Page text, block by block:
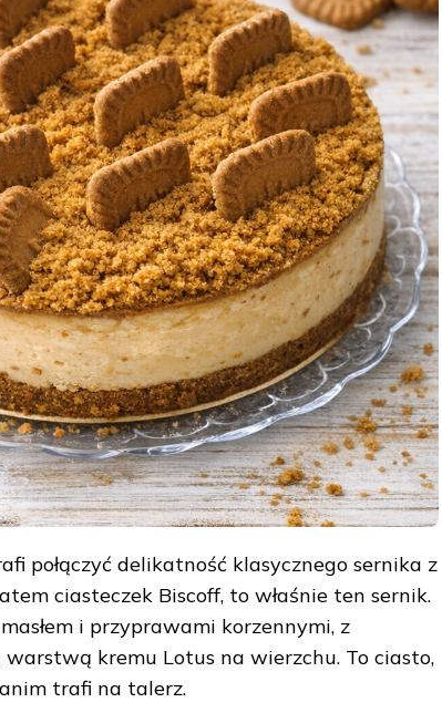
połączyć delikatność klasycznego sernika z
ciasteczek Biscoff, to właśnie ten sernik.
i przyprawami korzennymi, z
kremu Lotus na wierzchu. To ciasto,
trafi na talerz.